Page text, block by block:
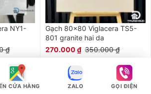
NY1-
₫
Gạch 80×80 Viglacera TS5-
801 granite hai da
270.000 ₫ 350.000₫
Xem Nhanh
CỬA HÀNG ZALO GỌI ĐIỆN